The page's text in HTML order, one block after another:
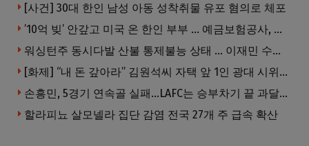
[사건] 30대 한인 남성 아동 성착취물 유포 혐의로 체포
’10억 빚’ 안갚고 미국 온 한인 부부 … 예금보험공사, 미국서 소송
워싱턴주 동시다발 산불 통제불능 상태 … 이재민 수십만명
[화제] “내 돈 갚아라” 김원석씨 자택 앞 1인 광대 시위 … 한인 투자사, “108만 달러 못받아”
손흥민, 5경기 연속골 실패…LAFC는 승부차기 끝 과달라하라 격파
할라피뇨 살모넬라 집단 감염 전국 27개 주 급속 확산